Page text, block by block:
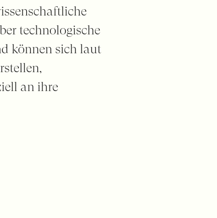
technologische
können sich laut
an ihre